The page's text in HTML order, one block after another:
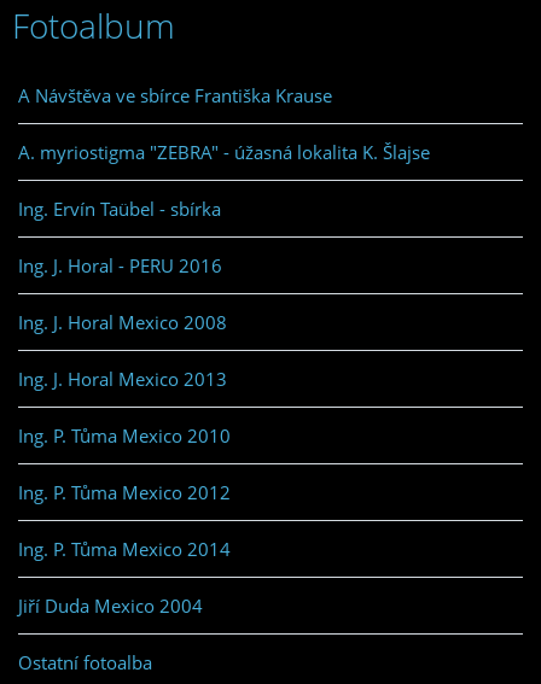
Fotoalbum
A Návštěva ve sbírce Františka Krause
A. myriostigma "ZEBRA" - úžasná lokalita K. Šlajse
Ing. Ervín Taübel - sbírka
Ing. J. Horal - PERU 2016
Ing. J. Horal Mexico 2008
Ing. J. Horal Mexico 2013
Ing. P. Tůma Mexico 2010
Ing. P. Tůma Mexico 2012
Ing. P. Tůma Mexico 2014
Jiří Duda Mexico 2004
Ostatní fotoalba